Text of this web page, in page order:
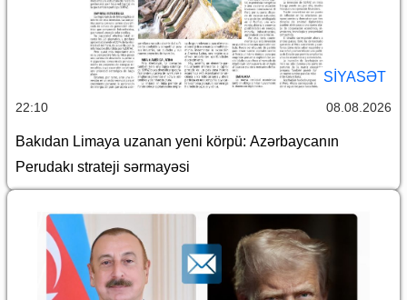
SİYASƏT
22:10 08.08.2026
Bakıdan Limaya uzanan yeni körpü: Azərbaycanın
Perudakı strateji sərmayəsi